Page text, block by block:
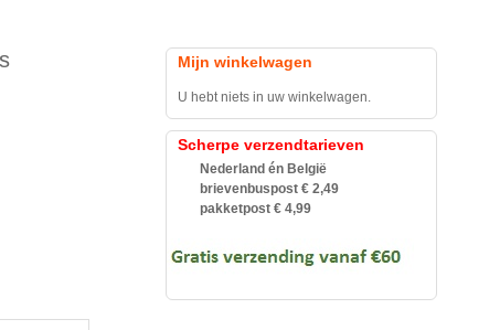
Mijn winkelwagen
U hebt niets in uw winkelwagen.
Scherpe verzendtarieven
Nederland én België
brievenbuspost € 2,49
pakketpost € 4,99